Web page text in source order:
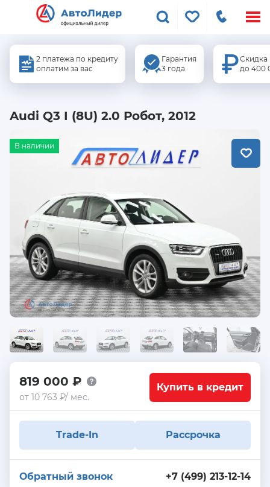
2 платежа по кредиту
оплатим за вас
Гарантия
3 года
Скидка
до 400
Audi Q3 I (8U) 2.0 Робот, 2012
В наличии
819 000 ₽
от 10 763 ₽/ мес.
Купить в кредит
Trade-In Рассрочка
+7 (499) 213-12-14
Обратный звонок